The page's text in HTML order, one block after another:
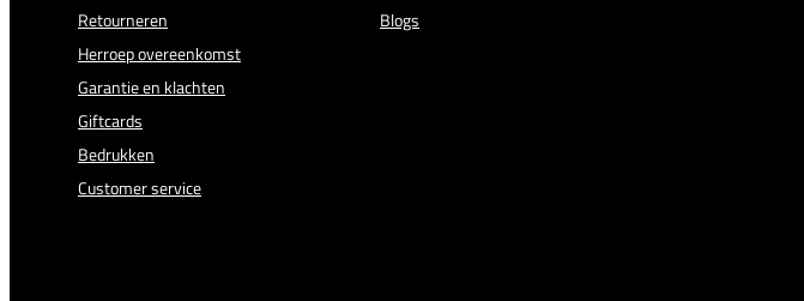
Retourneren
Herroep overeenkomst
Garantie en klachten
Giftcards
Bedrukken
Customer service
Blogs